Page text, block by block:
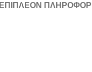
ΕΠΙΠΛΈΟΝ